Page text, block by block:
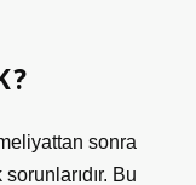
sonra
Bu